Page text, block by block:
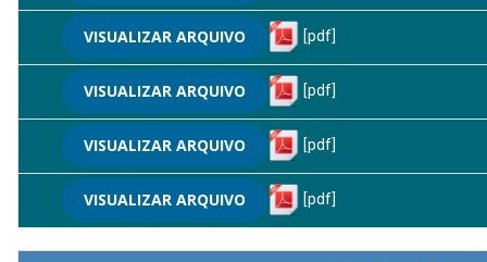
VISUALIZAR ARQUIVO [pdf]
VISUALIZAR ARQUIVO [pdf]
VISUALIZAR ARQUIVO [pdf]
VISUALIZAR ARQUIVO [pdf]